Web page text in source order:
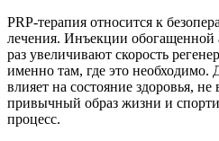
PRP-терапия относится к
лечения. Инъекции обогащенной
раз увеличивают скорость
именно там, где это необходимо.
влияет на состояние здоровья,
привычный образ жизни и
процесс.